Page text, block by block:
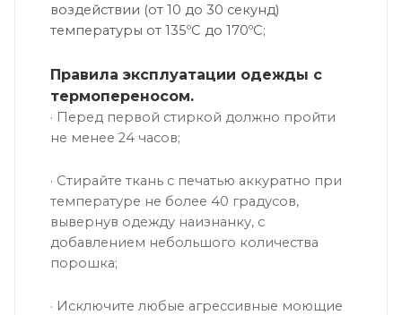
воздействии (от 10 до 30 секунд)
температуры от 135ºС до 170ºС;
Правила эксплуатации одежды с
термопереносом.
· Перед первой стиркой должно пройти
не менее 24 часов;
· Стирайте ткань с печатью аккуратно при
температуре не более 40 градусов,
вывернув одежду наизнанку, с
добавлением небольшого количества
порошка;
· Исключите любые агрессивные моющие